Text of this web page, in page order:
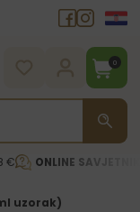
0
€ ONLINE
uzorak)